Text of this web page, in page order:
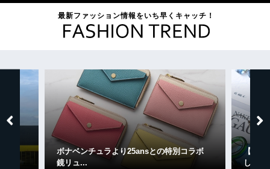
最新ファッション情報をいち早くキャッチ！
ボナベンチュラより25ansとの特別コラボ
鏡リュ...
【展覧
しさを